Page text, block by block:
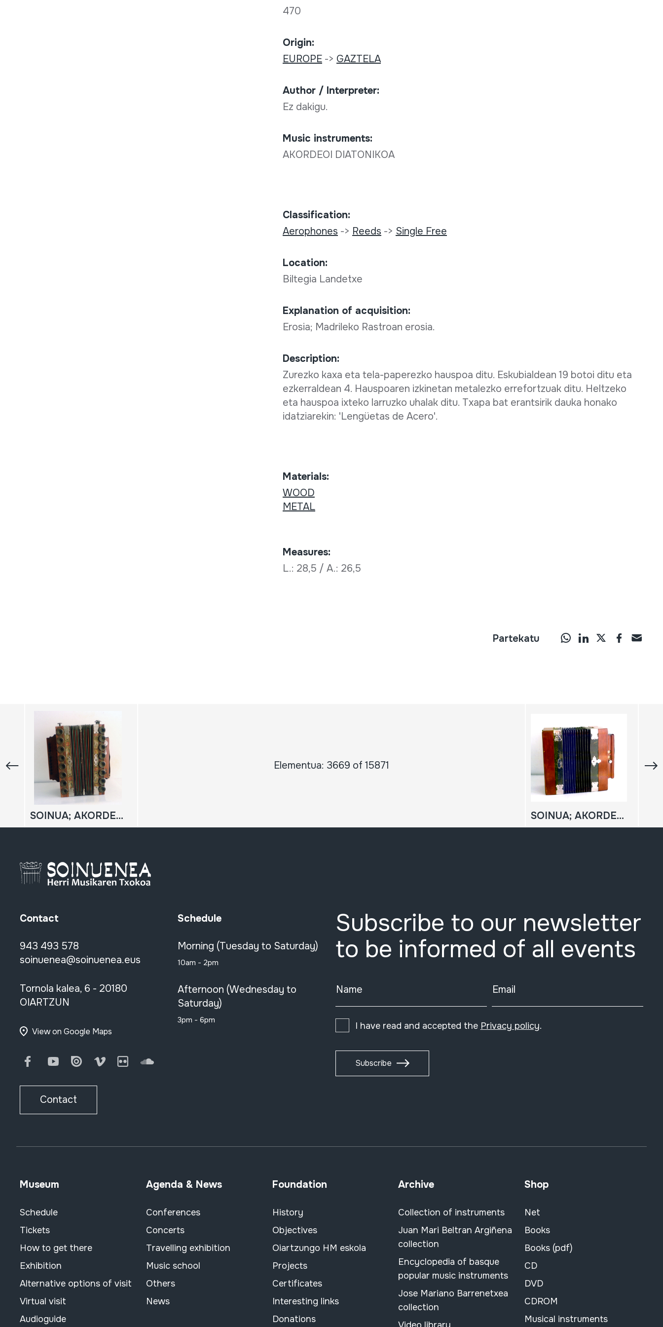
470
Origin:
EUROPE-> GAZTELA
Author / Interpreter:
Ez dakigu.
Music instruments:
AKORDEOI DIATONIKOA
Classification:
Aerophones -> Reeds -> Single Free
Location:
Biltegia Landetxe
Explanation of acquisition:
Erosia; Madrileko Rastroan erosia.
Description:
Zurezko kaxa eta tela-paperezko hauspoa ditu. Eskubialdean 19 botoi ditu eta
ezkerraldean 4. Hauspoaren izkinetan metalezko errefortzuak ditu. Heltzeko
eta hauspoa ixteko larruzko uhalak ditu. Txapa bat erantsirik dauka honako
idatziarekin: 'Lengüetas de Acero'.
Materials:
WOOD
METAL
Measures:
L.: 28,5 / A.: 26,5
Partekatu
Elementua: 3669 of 15871
SOINUA; AKORDEOI DIATONIKOA SOINUA; AKORDEOI DIATONIKOA
Contact
943 493 578
soinuenea@soinuenea.eus
Tornola kalea, 6 - 20180
OIARTZUN
View on Google Maps
FacebookYoutubeIssuu Vimeo FlickrSoundCloud
Contact
Schedule
Morning (Tuesday to Saturday)
10am - 2pm
Afternoon (Wednesday to
Saturday)
3pm - 6pm
Subscribe to our newsletter
to be informed of all events
Name Email
I have read and accepted the Privacy policy.
Subscribe
Museum
Schedule
Tickets
How to get there
Exhibition
Alternative options of visit
Virtual visit
Audioguide
Agenda & News
Conferences
Concerts
Travelling exhibition
Music school
Others
News
Foundation
History
Objectives
Oiartzungo HM eskola
Projects
Certificates
Interesting links
Donations
Archive
Collection of instruments
Juan Mari Beltran Argiñena
collection
Encyclopedia of basque
popular music instruments
Jose Mariano Barrenetxea
collection
Shop
Net
Books
Books (pdf)
CD
DVD
CDROM
Musical instruments